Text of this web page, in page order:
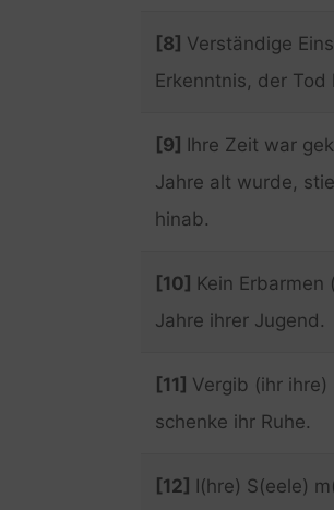
[8] Verständige
Erkenntnis, der
[9] Ihre Zeit war
Jahre alt wurde,
hinab.
[10] Kein
Jahre ihrer Jugend.
[11] Vergib (ihr ihre)
schenke ihr Ruhe.
[12] I(hre) S(eele)